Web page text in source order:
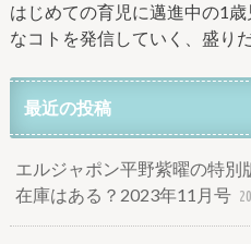
はじめての育児に邁進中の1
なコトを発信していく、盛り
最近の投稿
エルジャポン平野紫曜の特別
在庫はある？2023年11月号